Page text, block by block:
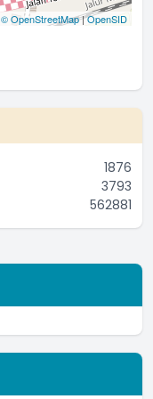
© OpenStreetMap|OpenSID
1876
3793
562881